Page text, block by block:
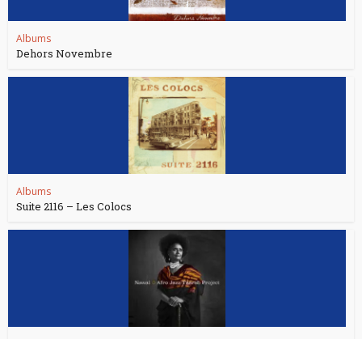
Albums
Dehors Novembre
Albums
Suite 2116 – Les Colocs